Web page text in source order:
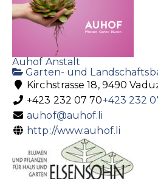
Auhof Anstalt
Garten- und
Kirchstrasse 18, 9490
+423 232 07 70+423 232
auhof@auhof.li
http://www.auhof.li